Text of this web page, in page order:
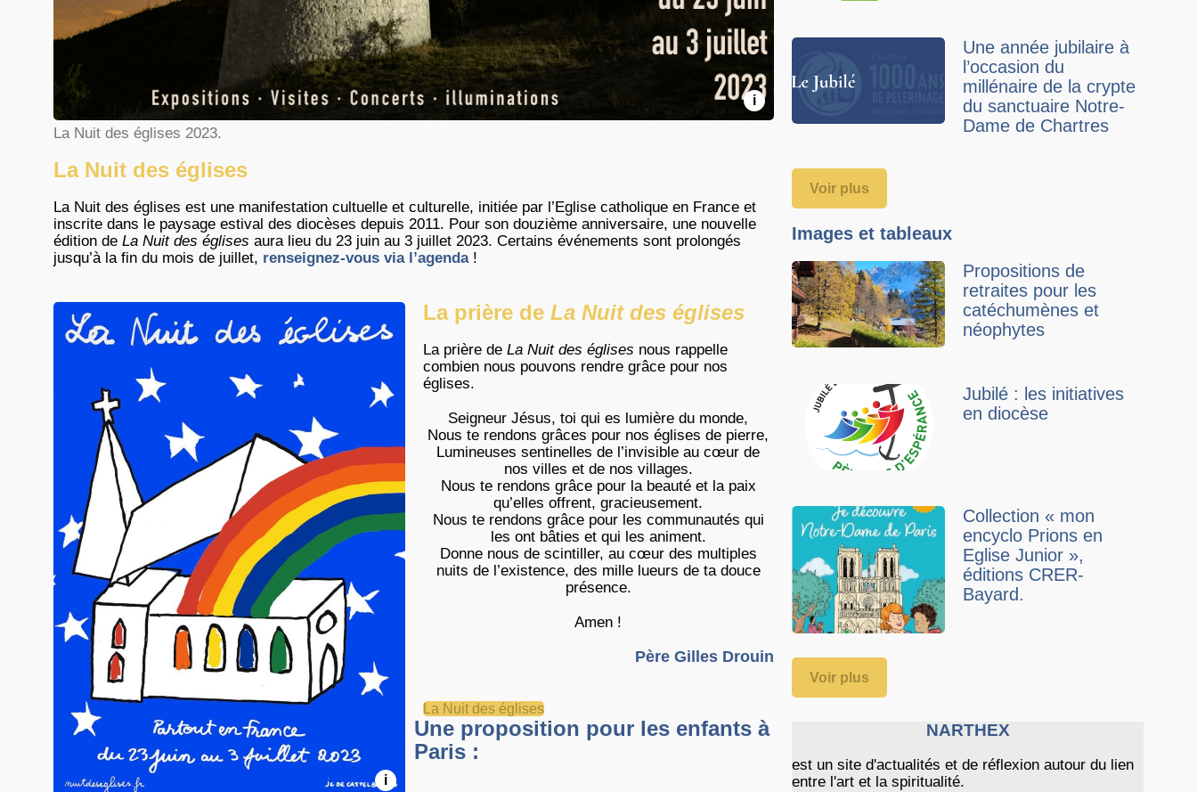
i
La Nuit des églises 2023.
La Nuit des églises
La Nuit des églises est une manifestation cultuelle et culturelle, initiée par l’Eglise catholique en France et
inscrite dans le paysage estival des diocèses depuis 2011. Pour son douzième anniversaire, une nouvelle
édition de La Nuit des églises aura lieu du 23 juin au 3 juillet 2023. Certains événements sont prolongés
jusqu’à la fin du mois de juillet, renseignez-vous via l’agenda!
i
La prière de La Nuit des églises
La prière de La Nuit des églises nous rappelle
combien nous pouvons rendre grâce pour nos
églises.
Seigneur Jésus, toi qui es lumière du monde,
Nous te rendons grâces pour nos églises de pierre,
Lumineuses sentinelles de l’invisible au cœur de
nos villes et de nos villages.
Nous te rendons grâce pour la beauté et la paix
qu’elles offrent, gracieusement.
Nous te rendons grâce pour les communautés qui
les ont bâties et qui les animent.
Donne nous de scintiller, au cœur des multiples
nuits de l’existence, des mille lueurs de ta douce
présence.
Amen !
Père Gilles Drouin
La Nuit des églises
Une proposition pour les enfants à
Paris :
Une année jubilaire à
l’occasion du
millénaire de la crypte
du sanctuaire Notre-
Dame de Chartres
Voir plus
Images et tableaux
Propositions de
retraites pour les
catéchumènes et
néophytes
Jubilé : les initiatives
en diocèse
Collection « mon
encyclo Prions en
Eglise Junior »,
éditions CRER-
Bayard.
Voir plus
NARTHEX
est un site d'actualités et de réflexion autour du lien
entre l'art et la spiritualité.